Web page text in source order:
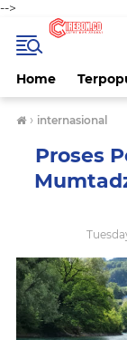
-->
Home
› internasional
Proses